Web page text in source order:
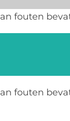
fouten
fouten